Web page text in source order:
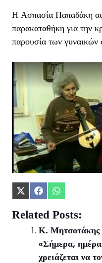
Η Ασπασία Παπαδάκη
παρακαταθήκη για την
παρουσία των γυναικών
Share
X
(Twitter)
Share
Facebook
Share
WhatsApp
Related Posts:
Κ. Μητσοτάκης
«Σήμερα, ημέρα
χρειάζεται να